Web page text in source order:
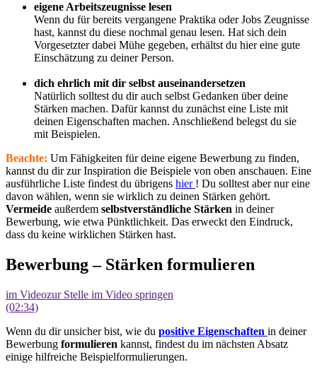
eigene Arbeitszeugnisse lesen
Wenn du für bereits vergangene Praktika oder Jobs Zeugnisse
hast, kannst du diese nochmal genau lesen. Hat sich dein
Vorgesetzter dabei Mühe gegeben, erhältst du hier eine gute
Einschätzung zu deiner Person.
dich ehrlich mit dir selbst auseinandersetzen
Natürlich solltest du dir auch selbst Gedanken über deine
Stärken machen. Dafür kannst du zunächst eine Liste mit
deinen Eigenschaften machen. Anschließend belegst du sie
mit Beispielen.
Beachte: Um Fähigkeiten für deine eigene Bewerbung zu finden,
kannst du dir zur Inspiration die Beispiele von oben anschauen. Eine
ausführliche Liste findest du übrigens hier ! Du solltest aber nur eine
davon wählen, wenn sie wirklich zu deinen Stärken gehört.
Vermeide außerdem selbstverständliche Stärken in deiner
Bewerbung, wie etwa Pünktlichkeit. Das erweckt den Eindruck,
dass du keine wirklichen Stärken hast.
Bewerbung – Stärken formulieren
im Videozur Stelle im Video springen
(02:34)
Wenn du dir unsicher bist, wie du positive Eigenschaften in deiner
Bewerbung formulieren kannst, findest du im nächsten Absatz
einige hilfreiche Beispielformulierungen.